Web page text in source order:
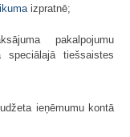
izpratnē;
pakalpojumu
speciālajā tiešsaistes
ieņēmumu kontā